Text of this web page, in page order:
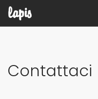
Contattaci